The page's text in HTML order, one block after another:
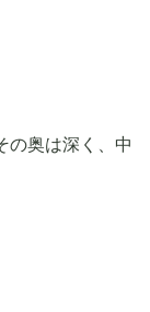
の奥は深く、中